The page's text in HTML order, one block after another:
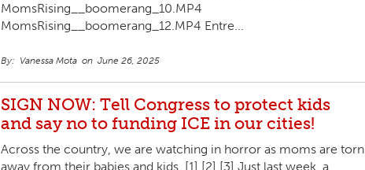
MomsRising__boomerang_10.MP4
MomsRising__boomerang_12.MP4 Entre...
Vanessa Mota June 26, 2025
SIGN NOW: Tell Congress to protect kids
and say no to funding ICE in our cities!
Across the country, we are watching in horror as moms are torn
away from their babies and kids. [1] [2] [3] Just last week, a